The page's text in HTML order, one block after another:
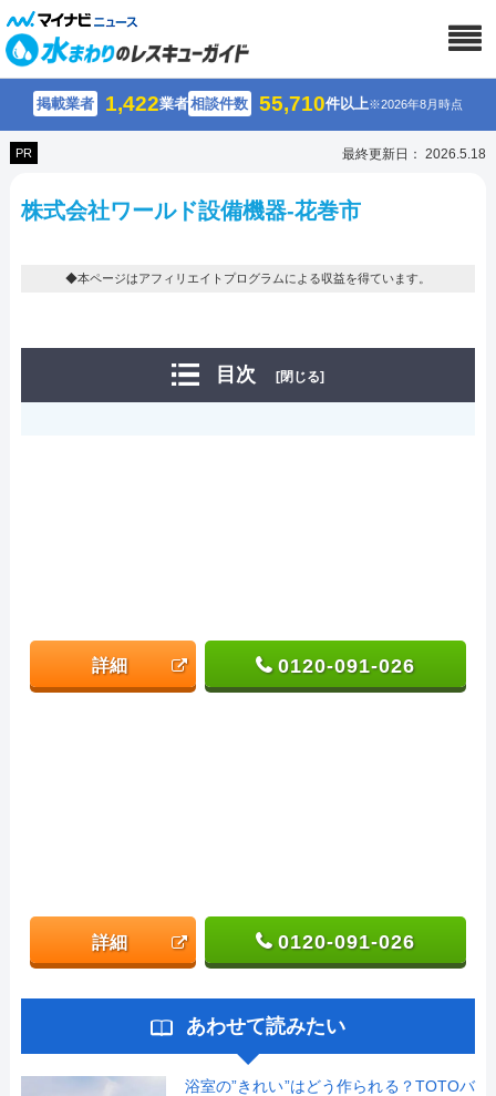
掲載業者 1,422業者相談件数 55,710件以上※2026年8月時点
PR 最終更新日： 2026.5.18
株式会社ワールド設備機器-花巻市
◆本ページはアフィリエイトプログラムによる収益を得ています。
目次 [閉じる]
詳細 0120-091-026
詳細 0120-091-026
あわせて読みたい
浴室の”きれい”はどう作られる？TOTOバ